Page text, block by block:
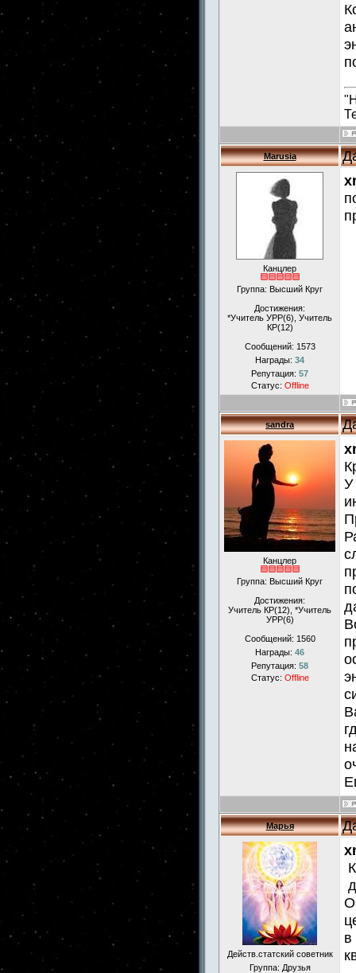
Marusia
Канцлер
Группа: Высший Круг
Достижения:
*Учитель УРР(6), Учитель
КР(12)
Сообщений: 1573
Награды: 34
Репутация: 57
Статус: Offline
sandra
Канцлер
Группа: Высший Круг
Достижения:
Учитель КР(12), *Учитель
УРР(6)
Сообщений: 1560
Награды: 46
Репутация: 58
Статус: Offline
У
Марья
Действ.статский советник
Группа: Друзья
в